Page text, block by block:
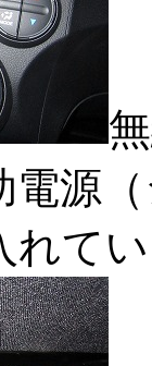
源（
れて